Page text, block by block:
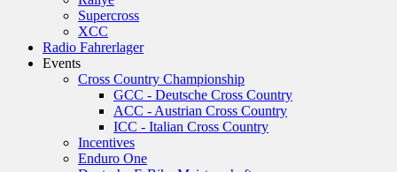
Supercross
XCC
Radio Fahrerlager
Events
Cross Country Championship
GCC - Deutsche Cross Country
ACC - Austrian Cross Country
ICC - Italian Cross Country
Incentives
Enduro One